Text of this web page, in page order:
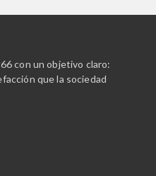
con un objetivo claro:
que la sociedad